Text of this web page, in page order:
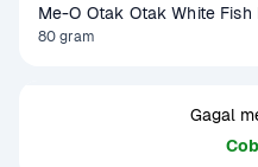
Me-O Otak Otak White
80 gram
Gagal